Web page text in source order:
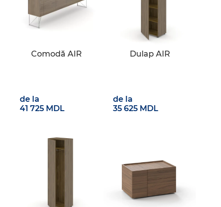
Comodă AIR
de la
41 725 MDL
Dulap AIR
de la
35 625 MDL